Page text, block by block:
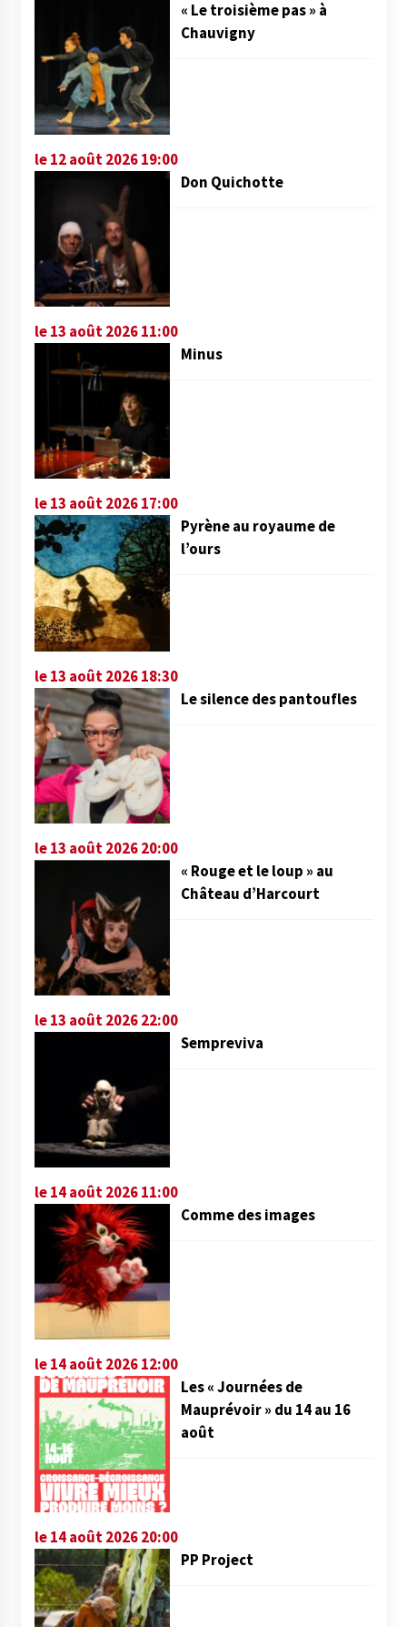
« Le troisième pas » à
Chauvigny
le 12 août 2026 19:00
Don Quichotte
le 13 août 2026 11:00
Minus
le 13 août 2026 17:00
Pyrène au royaume de
l’ours
le 13 août 2026 18:30
Le silence des pantoufles
le 13 août 2026 20:00
« Rouge et le loup » au
Château d’Harcourt
le 13 août 2026 22:00
Sempreviva
le 14 août 2026 11:00
Comme des images
le 14 août 2026 12:00
Les « Journées de
Mauprévoir » du 14 au 16
août
le 14 août 2026 20:00
PP Project